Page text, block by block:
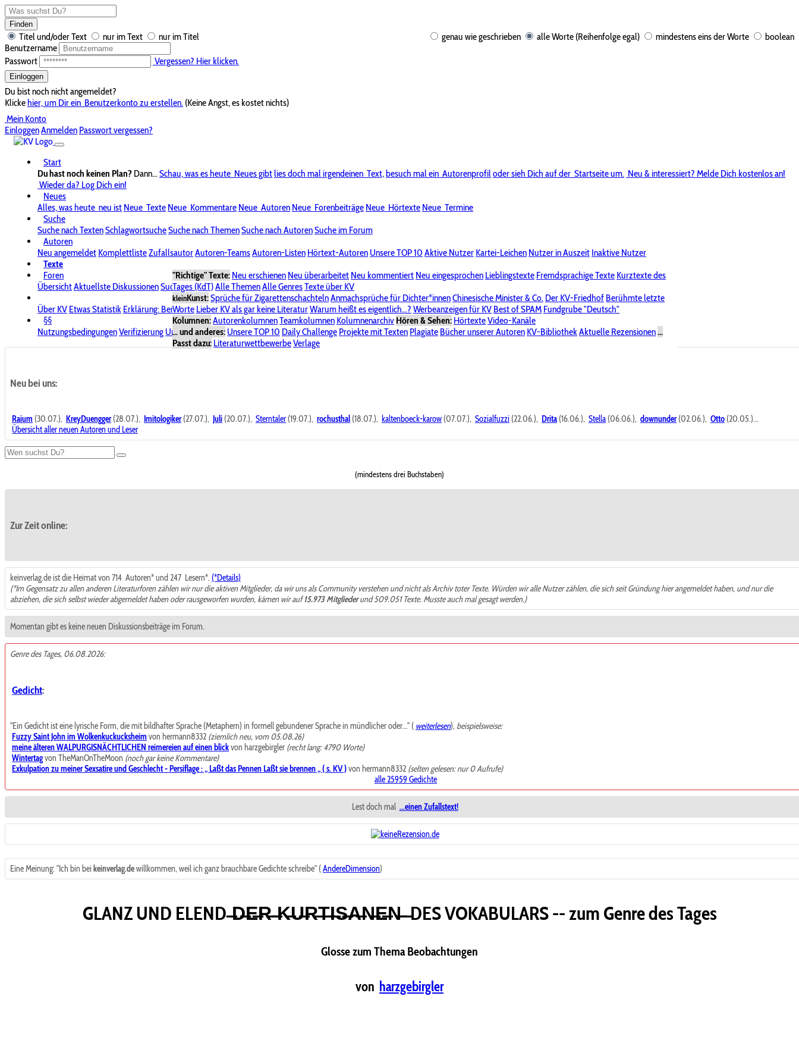
Finden
genau wie geschrieben alle Worte (Reihenfolge egal) mindestens eins der Worte boolean
Titel und/oder Text nur im Text
nur im Titel
Benutzername
Passwort
Vergessen? Hier klicken.
Einloggen
Du bist noch nicht angemeldet?
Klickehier, um Dir ein Benutzerkonto zu erstellen. (Keine Angst, es kostet nichts)
Mein Konto
EinloggenAnmelden Passwort vergessen?
Start
Du hast noch keinen Plan? Dann...Schau, was es heute Neues gibtlies doch mal irgendeinen Text,besuch mal ein Autorenprofiloder sieh Dich auf der Startseite um. Neu & interessiert? Melde Dich kostenlos an!
Wieder da? Log Dich ein!
Neues
Alles, was heute neu ist Neue Texte Neue Kommentare Neue Autoren Neue Forenbeiträge Neue Hörtexte Neue Termine
Suche
Suche nach TextenSchlagwortsucheSuche nach ThemenSuche nach AutorenSuche im Forum
Autoren
Neu angemeldet KomplettlisteZufallsautorAutoren-TeamsAutoren-Listen Hörtext-Autoren Unsere TOP 10 Aktive Nutzer Kartei-Leichen Nutzer in Auszeit Inaktive Nutzer
Texte
"Richtige" Texte: Neu erschienen Neu überarbeitet Neu kommentiert Neu eingesprochen Lieblingstexte Fremdsprachige Texte Kurztexte des
Tages (KdT)Alle ThemenAlle GenresTexte über KV
kleinKunst:Sprüche für ZigarettenschachtelnAnmachsprüche für Dichter*innenChinesische Minister & Co. Der KV-Friedhof Berühmte letzte
Worte Lieber KV als gar keine LiteraturWarum heißt es eigentlich...? Werbeanzeigen für KV Best of SPAM Fundgrube "Deutsch"
Kolumnen:AutorenkolumnenTeamkolumnen Kolumnenarchiv Hören & Sehen: HörtexteVideo-Kanäle
... und anderes: Unsere TOP 10 Daily Challenge Projekte mit Texten Plagiate Bücher unserer Autoren KV-BibliothekAktuelle Rezensionen...
Passt dazu: LiteraturwettbewerbeVerlage
Foren
ÜbersichtAktuellste DiskussionenSuche im ForumBereich "KV-Board"Bereich "Literatur & Schreiberei"
Über KV Etwas Statistik Erklärung: BenutzersymboleSpende für KV Unsere SpenderlisteAlle Wege führen zu KVPasswort vergessen?
§§
NutzungsbedingungenVerifizierung UrheberrechtAvatare & BilderStalkingDatenschutzerklärungImpressum
Neu bei uns:
Raium (30.07.), KreyDuengger(28.07.), Imitologiker(27.07.), Juli (20.07.), Sterntaler (19.07.), rochusthal (18.07.), kaltenboeck-karow (07.07.), Sozialfuzzi (22.06.), Drita (16.06.), Stella (06.06.), downunder(02.06.), Otto (20.05.)...
Übersicht aller neuen Autoren und Leser
(mindestens drei Buchstaben)
Zur Zeit online:
keinverlag.de ist die Heimat von 714 Autoren* und 247 Lesern*. (*Details)
(*Im Gegensatz zu allen anderen Literaturforen zählen wir nur die aktiven Mitglieder, da wir uns als Community verstehen und nicht als Archiv toter Texte. Würden wir alle Nutzer zählen, die sich seit Gründung hier angemeldet haben, und nur die
abziehen, die sich selbst wieder abgemeldet haben oder rausgeworfen wurden, kämen wir auf15.973 Mitgliederund 509.051 Texte. Musste auch mal gesagt werden.)
Momentan gibt es keine neuen Diskussionsbeiträge im Forum.
Genre des Tages, 06.08.2026:
Gedicht:
"Ein Gedicht ist eine lyrische Form, die mit bildhafter Sprache (Metaphern) in formell gebundener Sprache in mündlicher oder..." ( weiterlesen),beispielsweise:
Fuzzy Saint John im Wolkenkuckucksheim von hermann8332 (ziemlich neu, vom 05.08.26)
meine älteren WALPURGISNÄCHTLICHEN reimereien auf einen blickvon harzgebirgler (recht lang: 4790 Worte)
Wintertagvon TheManOnTheMoon (noch gar keine Kommentare)
Exkulpation zu meiner Sexsatire und Geschlecht - Persiflage : „ Laßt das Pennen Laßt sie brennen „ ( s. KV )von hermann8332 (selten gelesen: nur 0 Aufrufe)
alle 25959 Gedichte
Lest doch mal ...einen Zufallstext!
Eine Meinung: "Ich bin bei keinverlag.dewillkommen, weil ich ganz brauchbare Gedichte schreibe" (AndereDimension)
GLANZ UND ELEND ̶D̶E̶R̶ ̶K̶U̶R̶T̶I̶S̶A̶N̶E̶N̶ ̶ DES VOKABULARS -- zum Genre des Tages
Glosse zum Thema Beobachtungen
von harzgebirgler